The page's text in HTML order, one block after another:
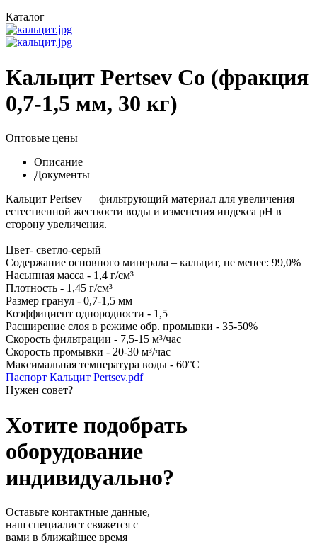
Каталог
Кальцит Pertsev Co (фракция
0,7-1,5 мм, 30 кг)
Оптовые цены
Описание
Документы
Кальцит Pertsev — фильтрующий материал для увеличения
естественной жесткости воды и изменения индекса рН в
сторону увеличения.
Цвет- светло-серый
Содержание основного минерала – кальцит, не менее: 99,0%
Насыпная масса - 1,4 г/см³
Плотность - 1,45 г/см³
Размер гранул - 0,7-1,5 мм
Коэффициент однородности - 1,5
Расширение слоя в режиме обр. промывки - 35-50%
Скорость фильтрации - 7,5-15 м³/час
Скорость промывки - 20-30 м³/час
Максимальная температура воды - 60°С
Паспорт Кальцит Pertsev.pdf
Нужен совет?
Хотите подобрать
оборудование
индивидуально?
Оставьте контактные данные,
наш специалист свяжется с
вами в ближайшее время